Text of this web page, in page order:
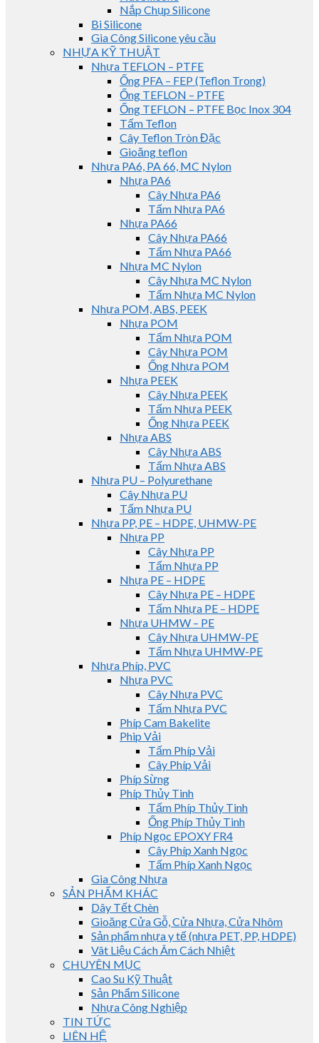
Nắp Chụp Silicone
Bi Silicone
Gia Công Silicone yêu cầu
NHỰA KỸ THUẬT
Nhựa TEFLON – PTFE
Ống PFA – FEP (Teflon Trong)
Ống TEFLON – PTFE
Ống TEFLON – PTFE Bọc Inox 304
Tấm Teflon
Cây Teflon Tròn Đặc
Gioăng teflon
Nhựa PA6, PA 66, MC Nylon
Nhựa PA6
Cây Nhựa PA6
Tấm Nhựa PA6
Nhựa PA66
Cây Nhựa PA66
Tấm Nhựa PA66
Nhựa MC Nylon
Cây Nhựa MC Nylon
Tấm Nhựa MC Nylon
Nhựa POM, ABS, PEEK
Nhựa POM
Tấm Nhựa POM
Cây Nhựa POM
Ống Nhựa POM
Nhựa PEEK
Cây Nhựa PEEK
Tấm Nhựa PEEK
Ống Nhựa PEEK
Nhựa ABS
Cây Nhựa ABS
Tấm Nhựa ABS
Nhựa PU – Polyurethane
Cây Nhựa PU
Tấm Nhựa PU
Nhựa PP, PE – HDPE, UHMW-PE
Nhựa PP
Cây Nhựa PP
Tấm Nhựa PP
Nhựa PE – HDPE
Cây Nhựa PE – HDPE
Tấm Nhựa PE – HDPE
Nhựa UHMW – PE
Cây Nhựa UHMW-PE
Tấm Nhựa UHMW-PE
Nhựa Phíp, PVC
Nhựa PVC
Cây Nhựa PVC
Tấm Nhựa PVC
Phíp Cam Bakelite
Phip Vải
Tấm Phíp Vải
Cây Phíp Vải
Phíp Sừng
Phíp Thủy Tinh
Tấm Phíp Thủy Tinh
Ống Phíp Thủy Tinh
Phíp Ngọc EPOXY FR4
Cây Phíp Xanh Ngọc
Tấm Phíp Xanh Ngọc
Gia Công Nhựa
SẢN PHẨM KHÁC
Dây Tết Chèn
Gioăng Cửa Gỗ, Cửa Nhựa, Cửa Nhôm
Sản phẩm nhựa y tế (nhựa PET, PP, HDPE)
Vât Liệu Cách Âm Cách Nhiệt
CHUYÊN MỤC
Cao Su Kỹ Thuật
Sản Phẩm Silicone
Nhựa Công Nghiệp
TIN TỨC
LIÊN HỆ